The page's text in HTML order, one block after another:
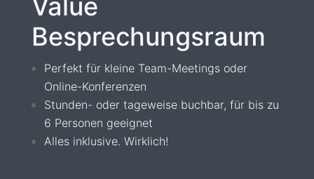
Value
Besprechungsraum
Perfekt für kleine Team-Meetings oder
Online-Konferenzen
Stunden- oder tageweise buchbar, für bis zu
6 Personen geeignet
Alles inklusive. Wirklich!